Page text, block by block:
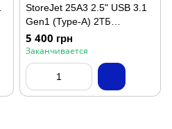
StoreJet 25A3 2.5" USB 3.1
Gen1 (Type-A) 2ТБ
(TS2TSJ25A3K)
5 400 грн
Заканчивается